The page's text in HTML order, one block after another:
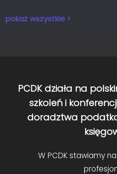
pokaż wszystkie >
PCDK działa na
szkoleń i
doradztwa
W PCDK stawiamy